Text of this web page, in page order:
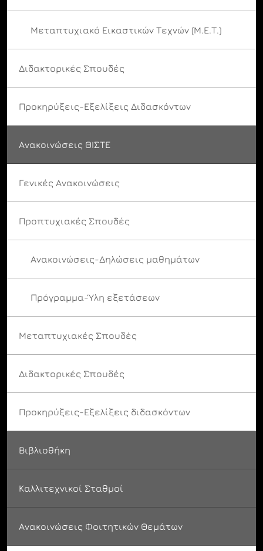
Μεταπτυχιακό Εικαστικών Τεχνών (Μ.Ε.Τ.)
Διδακτορικές Σπουδές
Προκηρύξεις-Εξελίξεις Διδασκόντων
Ανακοινώσεις ΘΙΣΤΕ
Γενικές Ανακοινώσεις
Προπτυχιακές Σπουδές
Ανακοινώσεις-Δηλώσεις μαθημάτων
Πρόγραμμα-Ύλη εξετάσεων
Μεταπτυχιακές Σπουδές
Διδακτορικές Σπουδές
Προκηρύξεις-Εξελίξεις διδασκόντων
Βιβλιοθήκη
Καλλιτεχνικοί Σταθμοί
Ανακοινώσεις Φοιτητικών Θεμάτων